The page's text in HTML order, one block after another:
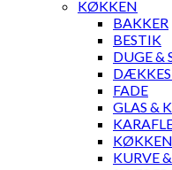
KØKKEN
BAKKER
BESTIK
DUGE &
FADE
GLAS &
KØKKEN
KURVE